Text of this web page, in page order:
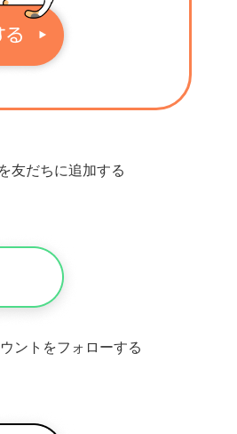
友だちに追加する
ントをフォローする